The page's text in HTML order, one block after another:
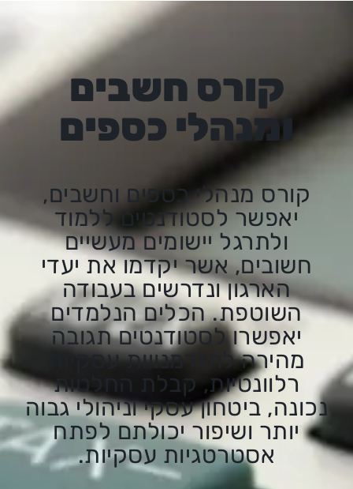
קורס חשבים
ומנהלי כספים
קורס מנהלי כספים וחשבים,
יאפשר לסטודנטים ללמוד
ולתרגל יישומים מעשיים
חשובים, אשר יקדמו את יעדי
הארגון ונדרשים בעבודה
השוטפת. הכלים הנלמדים
יאפשרו לסטודנטים תגובה
מהירה להזדמנויות עסקיות
רלוונטיות, קבלת החלטות
נכונה, ביטחון עסקי וניהולי גבוה
יותר ושיפור יכולתם לפתח
אסטרטגיות עסקיות.